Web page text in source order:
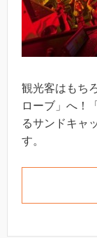
観光客はもち
ローブ」へ！
るサンドキャ
す。